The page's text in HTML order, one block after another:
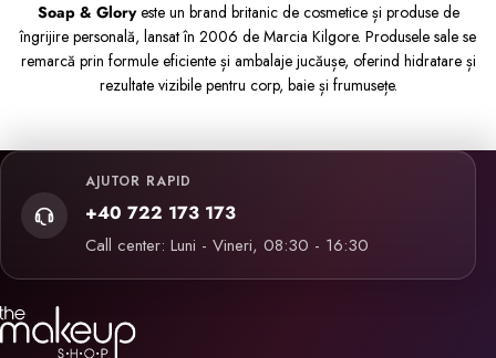
Soap & Gloryeste un brand britanic de cosmetice și produse de
îngrijire personală, lansat în 2006 de Marcia Kilgore. Produsele sale se
remarcă prin formule eficiente și ambalaje jucăușe, oferind hidratare și
rezultate vizibile pentru corp, baie și frumusețe.
AJUTOR RAPID
+40 722 173 173
Call center: Luni - Vineri, 08:30 - 16:30